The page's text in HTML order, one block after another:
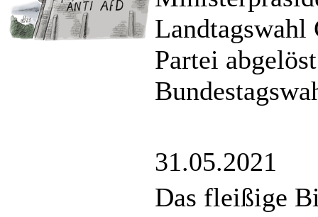
Landtagswahl
Partei
31.05.2021
Das fleißige